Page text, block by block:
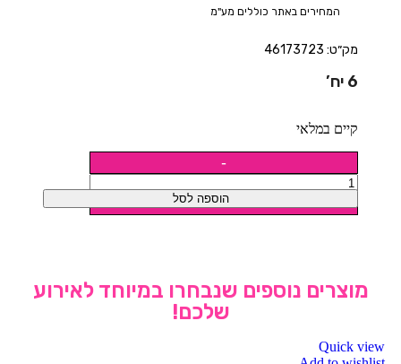
המחירים באתר כוללים מע"מ
מק״ט: 46173723
6 יח’
קיים במלאי
הוספה לסל
מוצרים נוספים שנבחרו במיוחד לאירוע
שלכם!
Quick view